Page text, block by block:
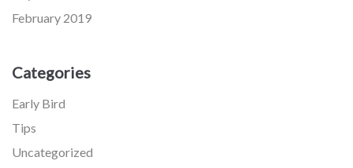
February 2019
Categories
Early Bird
Tips
Uncategorized